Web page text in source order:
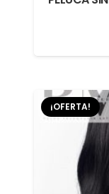
¡OFERTA!